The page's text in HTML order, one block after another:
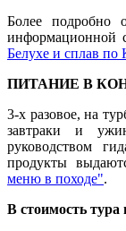
Более подробно
информационной
Белухе и сплав по
ПИТАНИЕ В
3-х разовое, на
завтраки и
руководством
продукты
меню в походе".
В стоимость тура